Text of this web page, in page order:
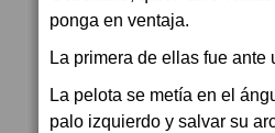
ponga en ventaja.
La primera de ellas fue ante
La pelota se metía en el
palo izquierdo y salvar su